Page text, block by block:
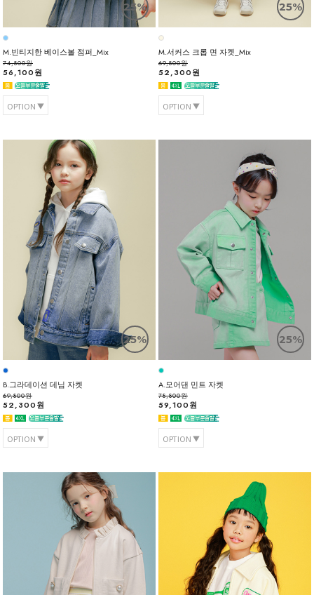
25%
M.빈티지한 베이스볼 점퍼_Mix
74,800원
56,100원
OPTION
25%
M.서커스 크롭 면 자켓_Mix
69,800원
52,300원
OPTION
25%
B.그라데이션 데님 자켓
69,800원
52,300원
OPTION
25%
A.모어댄 민트 자켓
78,800원
59,100원
OPTION